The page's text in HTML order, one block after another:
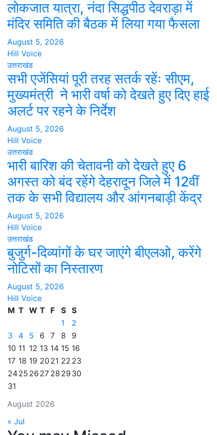
लोकजात यात्रा, नंदा सिद्धपीठ देवराड़ा में
मंदिर समिति की बैठक में लिया गया फैसला
August 5, 2026
Hill Voice
उत्तराखंड
सभी एजेंसियां पूरी तरह सतर्क रहेंः सीएम,
मुख्यमंत्री ने भारी वर्षा को देखते हुए दिए हाई
अलर्ट पर रहने के निर्देश
August 5, 2026
Hill Voice
उत्तराखंड
भारी बारिश की चेतावनी को देखते हुए 6
अगस्त को बंद रहेंगे देहरादून जिले में 12वीं
तक के सभी विद्यालय और आंगनबाड़ी केंद्र
August 5, 2026
Hill Voice
उत्तराखंड
बुजुर्ग-दिव्यांगों के घर जाएंगे बीएलओ, करेंगे
नोटिसों का निस्तारण
August 5, 2026
Hill Voice
August 2026
M T W T F S S
1
2
3
4 5 6 7 8
9
10 11 12 13 14 15 16
17 18 19 20 21 22 23
2425 26 27 28 29 30
31
« Jul